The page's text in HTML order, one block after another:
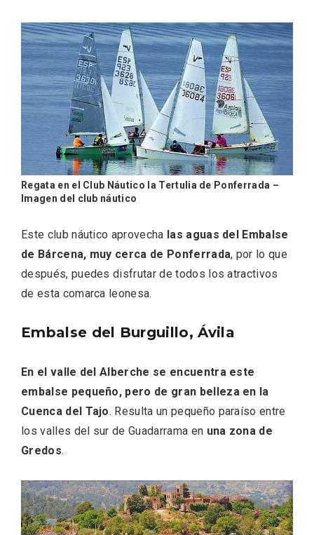
Regata en el Club Náutico la Tertulia de Ponferrada –
Imagen del club náutico
Este club náutico aprovecha las aguas del Embalse
de Bárcena, muy cerca de Ponferrada, por lo que
después, puedes disfrutar de todos los atractivos
de esta comarca leonesa.
Embalse del Burguillo, Ávila
En el valle del Alberche se encuentra este
embalse pequeño, pero de gran belleza en la
Cuenca del Tajo. Resulta un pequeño paraíso entre
los valles del sur de Guadarrama en una zona de
Gredos.
En marzo, vuelve la mejor gastronomía
de la Trufa Negra de Soria
Cigales inaugura la musealización de los
arcos de la Iglesia de Santiago Apóstol